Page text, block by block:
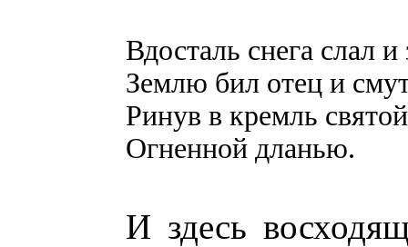
Вдосталь снега слал
Землю бил отец и
Ринув в кремль
Огненной дланью.
И здесь